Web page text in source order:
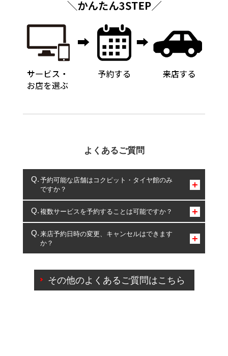
よくあるご質問
予約可能な店舗はコクピット・タイヤ館のみ
ですか？
コクピット・タイヤ館のみとなります。
複数サービスを予約することは可能ですか？
複数サービスのご予約は可能です。
一部の商品・サービスの組み合わせに限り、同時にご予約が
出来ないものもございます。
来店予約日時の変更、キャンセルはできます
か？
ご来店予約日の3営業日前を過ぎている場合のご予約
の日時変更につきましては、直接ご予約の店舗まで
その他のよくあるご質問はこちら